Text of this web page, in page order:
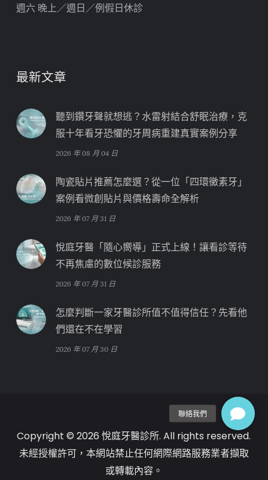
週六 晚上／週日／例假日休診
最新文章
聽到鑽牙聲就想逃？水雷射結合舒眠治療，克
服十年看牙恐懼的牙周病重建真實案例分享
2026 年 08 月 04 日
陶瓷貼片推薦怎麼選？從一位「四環黴素牙」
案例看微創貼片與價格壽命全解析
2026 年 07 月 31 日
悅庭牙醫「隨心嚮導」正式上線！讓看診等待
不再焦慮的數位候診服務
2026 年 07 月 31 日
怎麼判斷一家牙醫診所值不值得信任？先看他
們還在不在學習
2026 年 07 月 30 日
Copyright © 2026 悅庭牙醫診所. All rights reserved.
未經授權許可，本網站禁止任何網際網路服務業者擷取
或轉載內容。